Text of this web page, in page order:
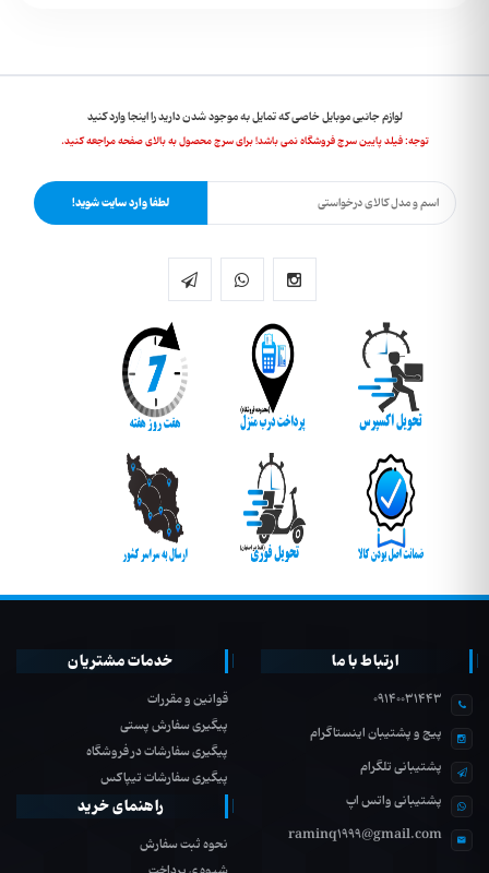
لوازم جانبی موبایل خاصی که تمایل به موجود شدن دارید را اینجا وارد کنید
توجه: فیلد پایین سرچ فروشگاه نمی باشد! برای سرچ محصول به بالای صفحه مراجعه کنید.
لطفا وارد سایت شوید!
ارتباط با ما
09140031443
پیج و پشتیبان اینستاگرام
پشتیبانی تلگرام
پشتیبانی واتس اپ
raminq1999@gmail.com
خدمات مشتریان
قوانین و مقررات
پیگیری سفارش پستی
پیگیری سفارشات در فروشگاه
پیگیری سفارشات تیپاکس
راهنمای خرید
نحوه ثبت سفارش